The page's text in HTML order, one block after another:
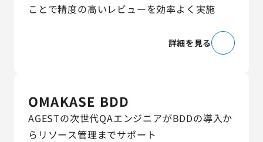
ことで精度の高いレビューを効率よく実施
詳細を見る
OMAKASE BDD
AGESTの次世代QAエンジニアがBDDの導入か
らリソース管理までサポート